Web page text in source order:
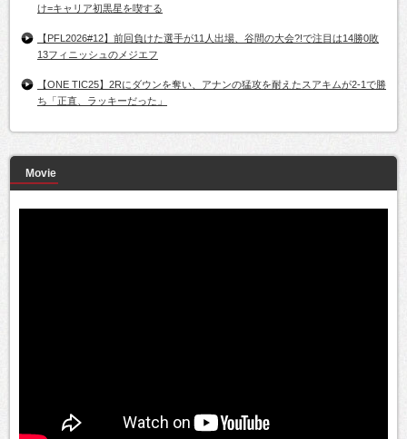
け=キャリア初黒星を喫する
【PFL2026#12】前回負けた選手が11人出場、谷間の大会?!で注目は14勝0敗
13フィニッシュのメジエフ
【ONE TIC25】2Rにダウンを奪い、アナンの猛攻を耐えたスアキムが2-1で勝
ち「正直、ラッキーだった」
Movie